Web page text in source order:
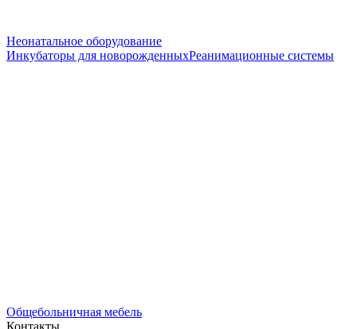
Неонатальное оборудование
Инкубаторы для новорожденныхРеанимационные системы
Общебольничная мебель
Контакты